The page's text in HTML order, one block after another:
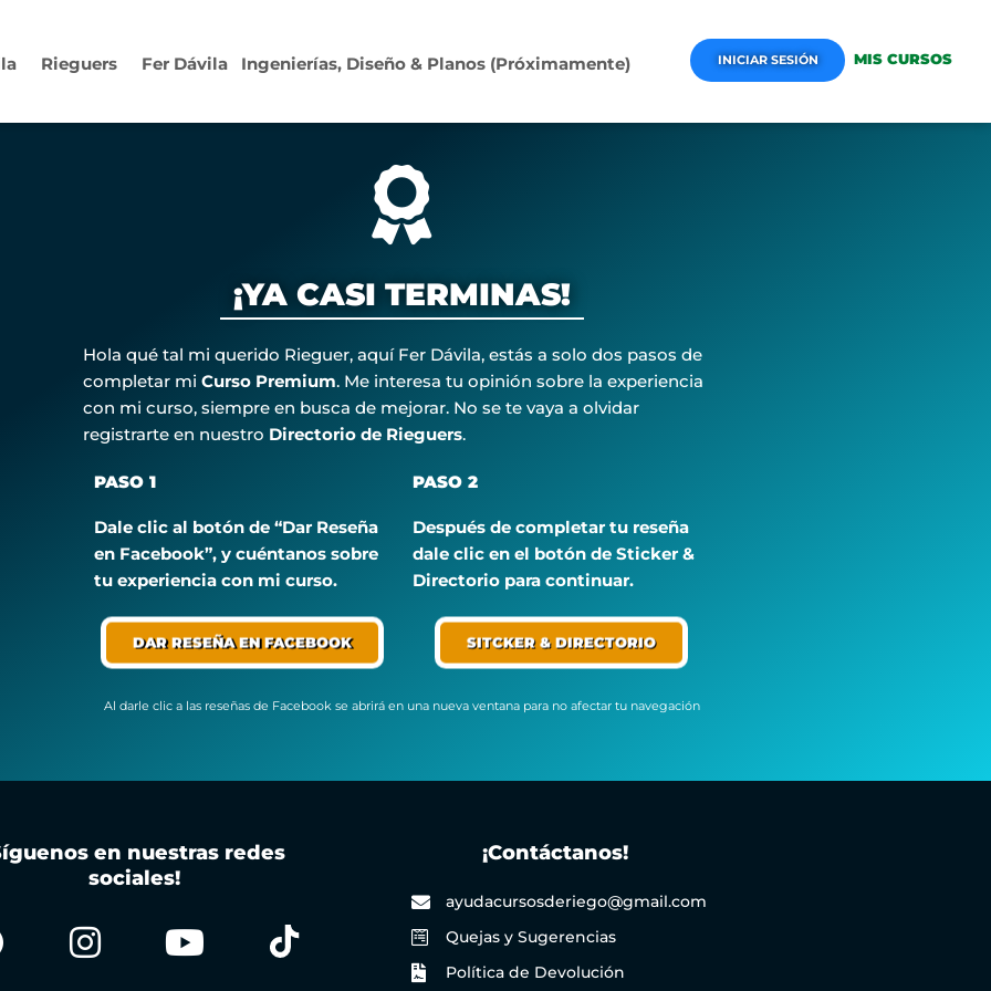
Rieguers Fer Dávila Ingenierías, Diseño & Planos (Próximamente) INICIAR SESIÓN MIS CURSOS
¡YA CASI TERMINAS!
Hola qué tal mi querido Rieguer, aquí Fer Dávila, estás a solo dos pasos de
completar mi Curso Premium. Me interesa tu opinión sobre la experiencia
con mi curso, siempre en busca de mejorar. No se te vaya a olvidar
registrarte en nuestro Directorio de Rieguers.
PASO 1
Dale clic al botón de “Dar Reseña
en Facebook”, y cuéntanos sobre
tu experiencia con mi curso.
DAR RESEÑA EN FACEBOOK
PASO 2
Después de completar tu reseña
dale clic en el botón de Sticker &
Directorio para continuar.
SITCKER & DIRECTORIO
Al darle clic a las reseñas de Facebook se abrirá en una nueva ventana para no afectar tu navegación
en nuestras redes
sociales!
¡Contáctanos!
ayudacursosderiego@gmail.com
Quejas y Sugerencias
Política de Devolución